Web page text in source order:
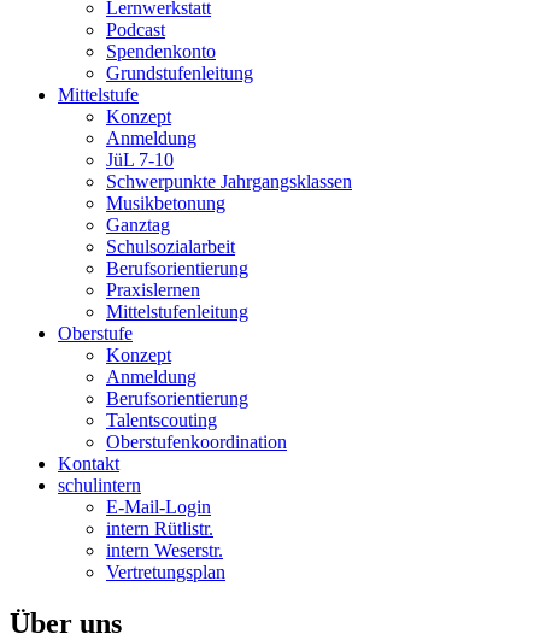
Lernwerkstatt
Podcast
Spendenkonto
Grundstufenleitung
Mittelstufe
Konzept
Anmeldung
JüL 7-10
Schwerpunkte Jahrgangsklassen
Musikbetonung
Ganztag
Schulsozialarbeit
Berufsorientierung
Praxislernen
Mittelstufenleitung
Oberstufe
Konzept
Anmeldung
Berufsorientierung
Talentscouting
Oberstufenkoordination
Kontakt
schulintern
E-Mail-Login
intern Rütlistr.
intern Weserstr.
Vertretungsplan
Über uns